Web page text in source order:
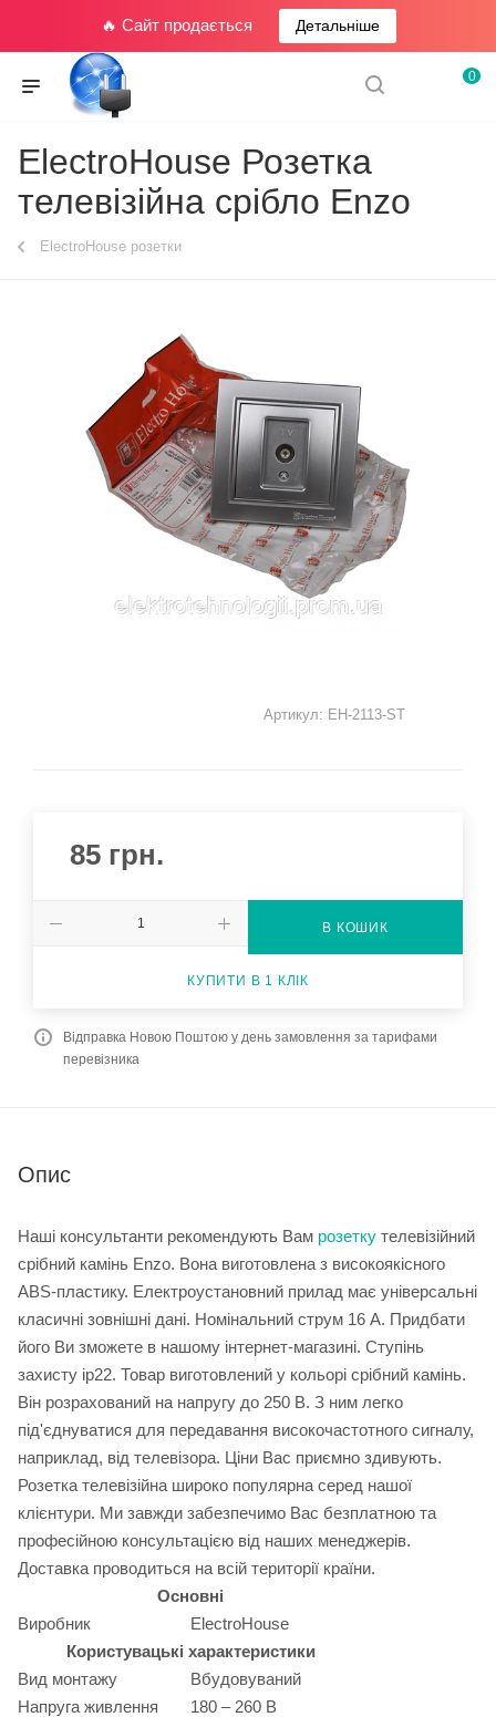
🔥 Сайт продається Детальніше
0
ElectroHouse Розетка
телевізійна срібло Enzo
ElectroHouse розетки
Артикул: EH-2113-ST
85 грн.
В КОШИК
КУПИТИ В 1 КЛІК
Відправка Новою Поштою у день замовлення за тарифами
перевізника
Опис
Наші консультанти рекомендують Вам розетку телевізійний
срібний камінь Enzo. Вона виготовлена з високоякісного
ABS-пластику. Електроустановний прилад має універсальні
класичні зовнішні дані. Номінальний струм 16 А. Придбати
його Ви зможете в нашому інтернет-магазині. Ступінь
захисту ip22. Товар виготовлений у кольорі срібний камінь.
Він розрахований на напругу до 250 В. З ним легко
під'єднуватися для передавання високочастотного сигналу,
наприклад, від телевізора. Ціни Вас приємно здивують.
Розетка телевізійна широко популярна серед нашої
клієнтури. Ми завжди забезпечимо Вас безплатною та
професійною консультацією від наших менеджерів.
Доставка проводиться на всій території країни.
Основні
Виробник
ElectroHouse
Користувацькі характеристики
Вид монтажу
Вбудовуваний
Напруга живлення
180 – 260 В